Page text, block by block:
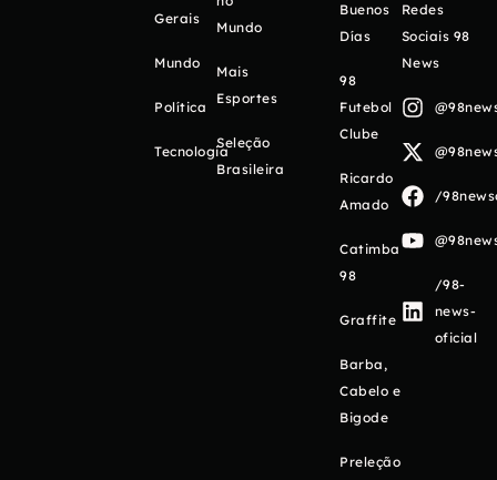
Gerais
Mundo
Política
Tecnologia
Mundo
Mais
Esportes
Seleção
Brasileira
Buenos
Días
98
Futebol
Clube
Ricardo
Amado
Catimba
98
Graffite
Barba,
Cabelo e
Bigode
Preleção
Redes
Sociais 98
News
/
/98-
news-
oficial